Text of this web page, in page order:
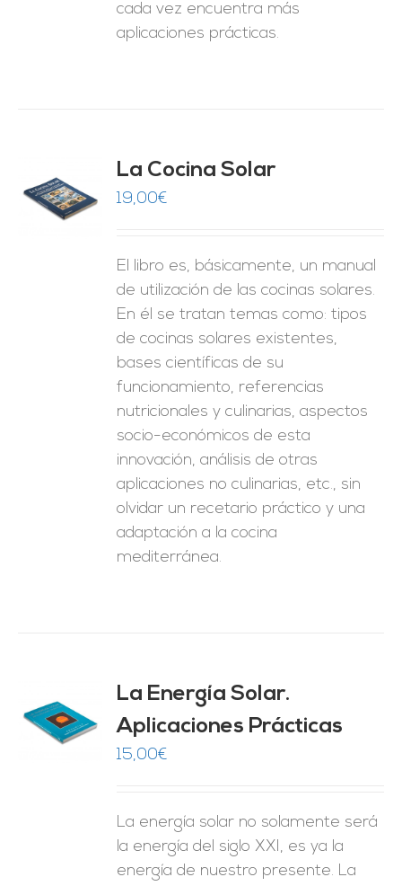
cada vez encuentra más
aplicaciones prácticas.
La Cocina Solar
19,00€
El libro es, básicamente, un manual
de utilización de las cocinas solares.
En él se tratan temas como: tipos
de cocinas solares existentes,
bases científicas de su
funcionamiento, referencias
nutricionales y culinarias, aspectos
socio-económicos de esta
innovación, análisis de otras
aplicaciones no culinarias, etc., sin
olvidar un recetario práctico y una
adaptación a la cocina
mediterránea.
La Energía Solar.
Aplicaciones Prácticas
15,00€
La energía solar no solamente será
la energía del siglo XXI, es ya la
energía de nuestro presente. La